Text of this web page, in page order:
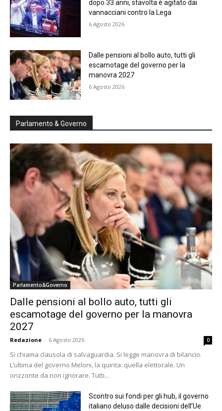
dopo 33 anni, stavolta è agitato dai
vannacciani contro la Lega
6 Agosto 2026
Dalle pensioni al bollo auto, tutti gli
escamotage del governo per la
manovra 2027
6 Agosto 2026
Parlamento & Governo
Parlamento&Governo
Dalle pensioni al bollo auto, tutti gli
escamotage del governo per la manovra
2027
Redazione - 6 Agosto 2026 0
Si chiama clausola di salvaguardia. Si legge manovra di bilancio.
L’ultima del governo Meloni, la quinta: quella elettorale. Un
orizzonte da non ignorare. Tutti...
Scontro sui fondi per gli hub, il governo
italiano deluso dalle decisioni dell’Ue